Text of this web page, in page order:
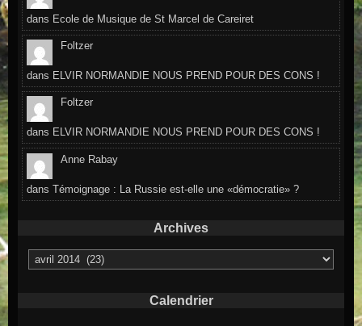
dans Ecole de Musique de St Marcel de Careiret
Foltzer
dans ELVIR NORMANDIE NOUS PREND POUR DES CONS !
Foltzer
dans ELVIR NORMANDIE NOUS PREND POUR DES CONS !
Anne Rabay
dansTémoignage : La Russie est-elle une «démocratie» ?
Archives
Archives
Calendrier